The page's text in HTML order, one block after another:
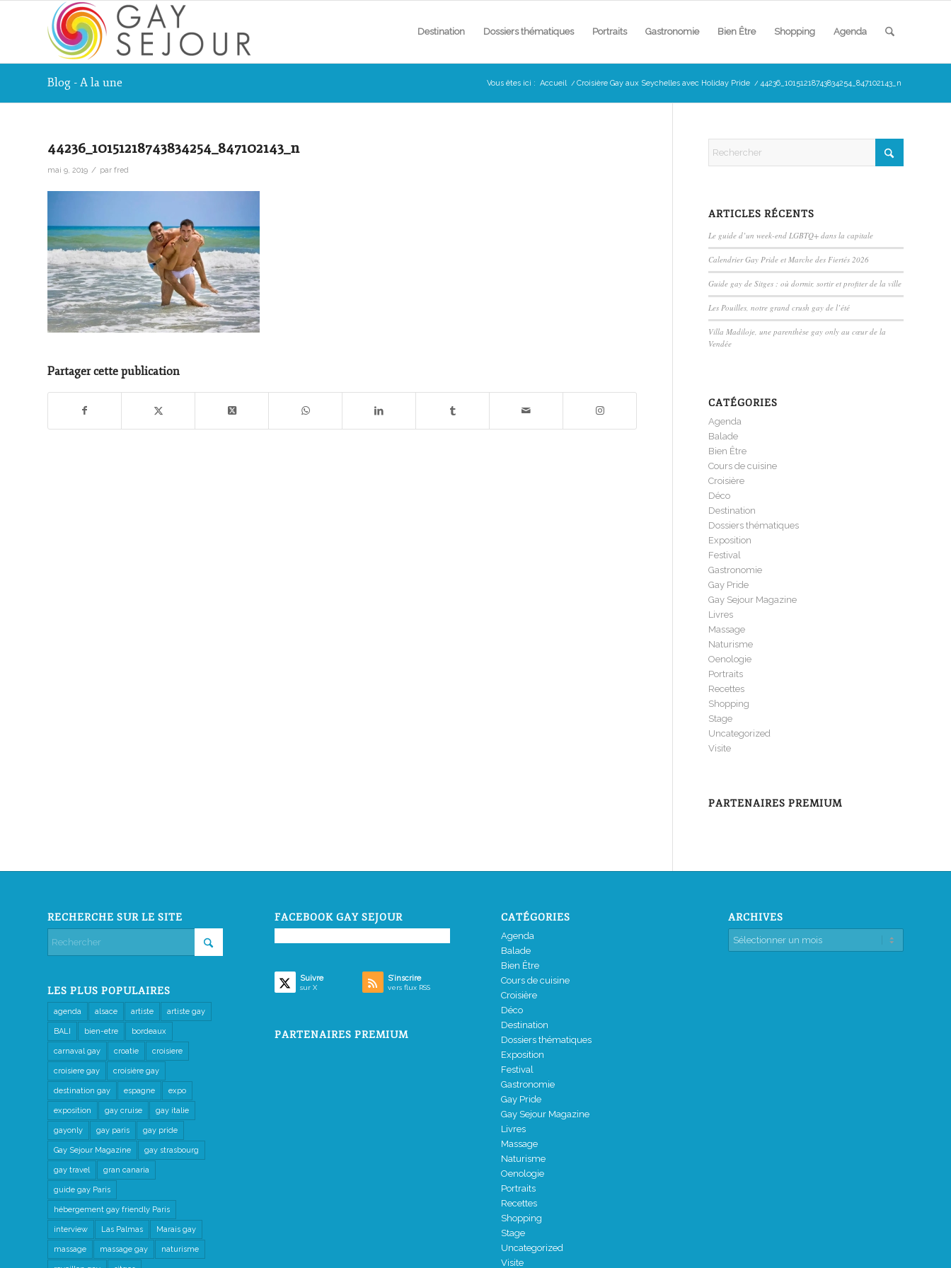
Destination Dossiers thématiques Portraits Gastronomie Bien Être Shopping Agenda
Blog - A la une Vous êtes ici : Accueil / Croisière Gay aux Seychelles avec Holiday Pride / 44236_10151218743834254_847102143_n
44236_10151218743834254_847102143_n
mai 9, 2019 / par fred
Partager cette publication
ARTICLES RÉCENTS
Le guide d’un week-end LGBTQ+ dans la capitale
Calendrier Gay Pride et Marche des Fiertés 2026
Guide gay de Sitges : où dormir, sortir et profiter de la ville
Les Pouilles, notre grand crush gay de l’été
Villa Madiloje, une parenthèse gay only au cœur de la
Vendée
CATÉGORIES
Agenda
Balade
Bien Être
Cours de cuisine
Croisière
Déco
Destination
Dossiers thématiques
Exposition
Festival
Gastronomie
Gay Pride
Gay Sejour Magazine
Livres
Massage
Naturisme
Oenologie
Portraits
Recettes
Shopping
Stage
Uncategorized
Visite
PARTENAIRES PREMIUM
RECHERCHE SUR LE SITE
LES PLUS POPULAIRES
agenda alsace artiste artiste gay
BALI bien-etre bordeaux
carnaval gay croatie croisiere
croisiere gay croisière gay
destination gay espagne expo
exposition gay cruise gay italie
gayonly gay paris gay pride
Gay Sejour Magazine gay strasbourg
gay travel gran canaria
guide gay Paris
hébergement gay friendly Paris
interview Las Palmas Marais gay
massage massage gay naturisme
FACEBOOK GAY SEJOUR
Suivre
sur X
S’inscrire
vers flux RSS
PARTENAIRES PREMIUM
CATÉGORIES
Agenda
Balade
Bien Être
Cours de cuisine
Croisière
Déco
Destination
Dossiers thématiques
Exposition
Festival
Gastronomie
Gay Pride
Gay Sejour Magazine
Livres
Massage
Naturisme
Oenologie
Portraits
Recettes
Shopping
Stage
Uncategorized
Visite
ARCHIVES